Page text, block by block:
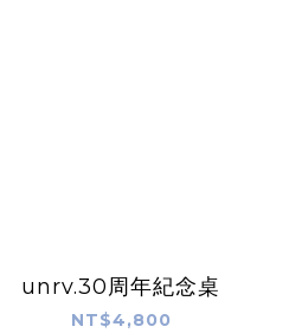
unrv.30周年紀念桌
NT$4,800